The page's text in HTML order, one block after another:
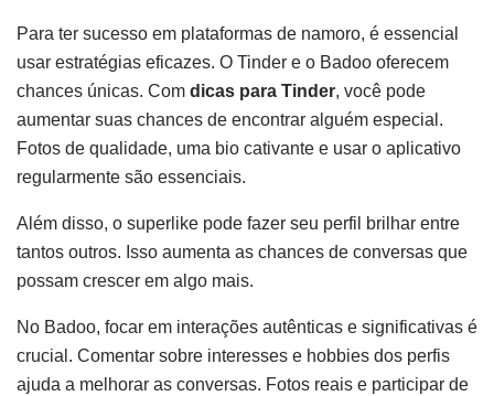
Para ter sucesso em plataformas de namoro, é essencial
usar estratégias eficazes. O Tinder e o Badoo oferecem
chances únicas. Com dicas para Tinder, você pode
aumentar suas chances de encontrar alguém especial.
Fotos de qualidade, uma bio cativante e usar o aplicativo
regularmente são essenciais.
Além disso, o superlike pode fazer seu perfil brilhar entre
tantos outros. Isso aumenta as chances de conversas que
possam crescer em algo mais.
No Badoo, focar em interações autênticas e significativas é
crucial. Comentar sobre interesses e hobbies dos perfis
ajuda a melhorar as conversas. Fotos reais e participar de